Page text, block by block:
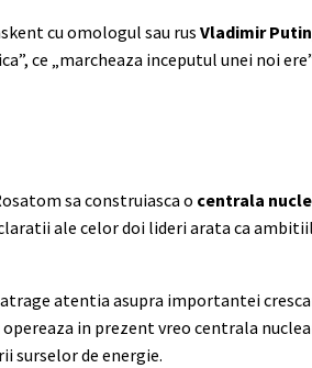
cu omologul sau rusVladimir Putin
ce „marcheaza inceputul unei noi
sa construiasca o centrala
ale celor doi lideri arata ca
atentia asupra importantei
in prezent vreo centrala
surselor de energie.